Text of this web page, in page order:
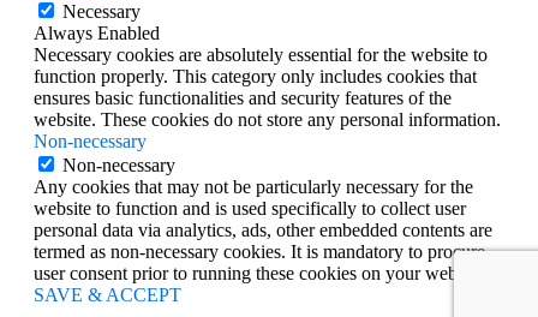
Necessary
Always Enabled
Necessary cookies are absolutely essential for the website to
function properly. This category only includes cookies that
ensures basic functionalities and security features of the
website. These cookies do not store any personal information.
Non-necessary
Non-necessary
Any cookies that may not be particularly necessary for the
website to function and is used specifically to collect user
personal data via analytics, ads, other embedded contents are
termed as non-necessary cookies. It is mandatory to procure
user consent prior to running these cookies on your website.
SAVE & ACCEPT